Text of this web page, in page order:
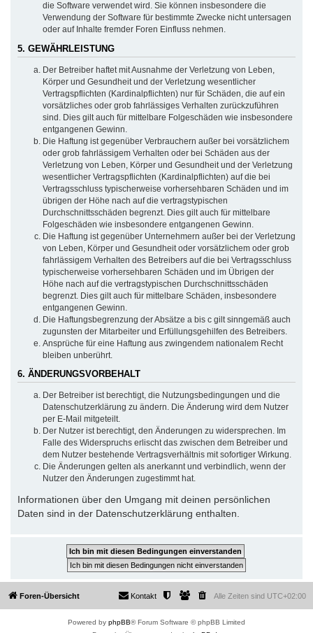
die Software verwendet wird. Sie können insbesondere die
Verwendung der Software für bestimmte Zwecke nicht untersagen
oder auf Inhalte fremder Foren Einfluss nehmen.
5. GEWÄHRLEISTUNG
Der Betreiber haftet mit Ausnahme der Verletzung von Leben,
Körper und Gesundheit und der Verletzung wesentlicher
Vertragspflichten (Kardinalpflichten) nur für Schäden, die auf ein
vorsätzliches oder grob fahrlässiges Verhalten zurückzuführen
sind. Dies gilt auch für mittelbare Folgeschäden wie insbesondere
entgangenen Gewinn.
Die Haftung ist gegenüber Verbrauchern außer bei vorsätzlichem
oder grob fahrlässigem Verhalten oder bei Schäden aus der
Verletzung von Leben, Körper und Gesundheit und der Verletzung
wesentlicher Vertragspflichten (Kardinalpflichten) auf die bei
Vertragsschluss typischerweise vorhersehbaren Schäden und im
übrigen der Höhe nach auf die vertragstypischen
Durchschnittsschäden begrenzt. Dies gilt auch für mittelbare
Folgeschäden wie insbesondere entgangenen Gewinn.
Die Haftung ist gegenüber Unternehmern außer bei der Verletzung
von Leben, Körper und Gesundheit oder vorsätzlichem oder grob
fahrlässigem Verhalten des Betreibers auf die bei Vertragsschluss
typischerweise vorhersehbaren Schäden und im Übrigen der
Höhe nach auf die vertragstypischen Durchschnittsschäden
begrenzt. Dies gilt auch für mittelbare Schäden, insbesondere
entgangenen Gewinn.
Die Haftungsbegrenzung der Absätze a bis c gilt sinngemäß auch
zugunsten der Mitarbeiter und Erfüllungsgehilfen des Betreibers.
Ansprüche für eine Haftung aus zwingendem nationalem Recht
bleiben unberührt.
6. ÄNDERUNGSVORBEHALT
Der Betreiber ist berechtigt, die Nutzungsbedingungen und die
Datenschutzerklärung zu ändern. Die Änderung wird dem Nutzer
per E-Mail mitgeteilt.
Der Nutzer ist berechtigt, den Änderungen zu widersprechen. Im
Falle des Widerspruchs erlischt das zwischen dem Betreiber und
dem Nutzer bestehende Vertragsverhältnis mit sofortiger Wirkung.
Die Änderungen gelten als anerkannt und verbindlich, wenn der
Nutzer den Änderungen zugestimmt hat.
Informationen über den Umgang mit deinen persönlichen
Daten sind in der Datenschutzerklärung enthalten.
Foren-Übersicht Alle Zeiten sind UTC+02:00
Kontakt
Powered by phpBB® Forum Software © phpBB Limited